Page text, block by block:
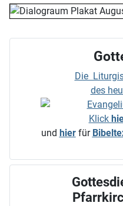
Die
des
Klick
und hier für